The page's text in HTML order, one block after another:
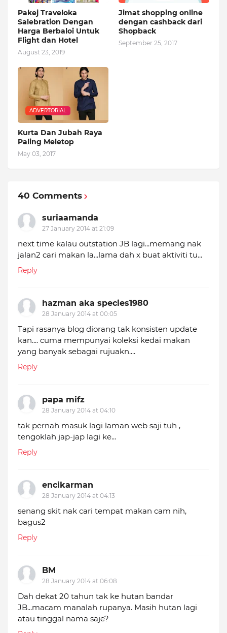
Pakej Traveloka
Salebration Dengan
Harga Berbaloi Untuk
Flight dan Hotel
August 23, 2019
Jimat shopping online
dengan cashback dari
Shopback
September 25, 2017
ADVERTORIAL
Kurta Dan Jubah Raya
Paling Meletop
May 03, 2017
40 Comments
suriaamanda
27 January 2014 at 21:09
next time kalau outstation JB lagi...memang nak
jalan2 cari makan la...lama dah x buat aktiviti tu...
Reply
hazman aka species1980
28 January 2014 at 00:05
Tapi rasanya blog diorang tak konsisten update
kan.... cuma mempunyai koleksi kedai makan
yang banyak sebagai rujuakn....
Reply
papa mifz
28 January 2014 at 04:10
tak pernah masuk lagi laman web saji tuh ,
tengoklah jap-jap lagi ke...
Reply
encikarman
28 January 2014 at 04:13
senang skit nak cari tempat makan cam nih,
bagus2
Reply
BM
28 January 2014 at 06:08
Dah dekat 20 tahun tak ke hutan bandar
JB...macam manalah rupanya. Masih hutan lagi
atau tinggal nama saje?